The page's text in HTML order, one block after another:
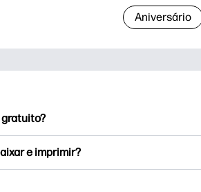
Aniversário
gratuito?
colorir, planilhas divertidas de
e imprimir?